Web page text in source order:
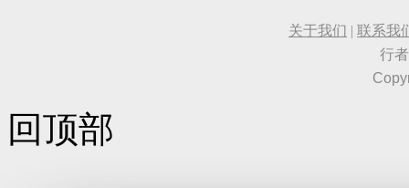
关于我们 | 联系我
行
回顶部